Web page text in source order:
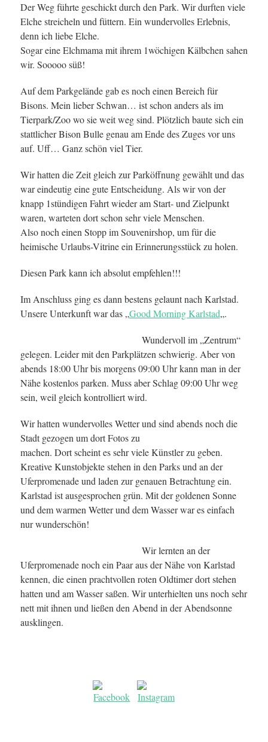
Der Weg führte geschickt durch den Park. Wir durften viele
Elche streicheln und füttern. Ein wundervolles Erlebnis,
denn ich liebe Elche.
Sogar eine Elchmama mit ihrem 1wöchigen Kälbchen sahen
wir. Sooooo süß!
Auf dem Parkgelände gab es noch einen Bereich für
Bisons. Mein lieber Schwan… ist schon anders als im
Tierpark/Zoo wo sie weit weg sind. Plötzlich baute sich ein
stattlicher Bison Bulle genau am Ende des Zuges vor uns
auf. Uff… Ganz schön viel Tier.
Wir hatten die Zeit gleich zur Parköffnung gewählt und das
war eindeutig eine gute Entscheidung. Als wir von der
knapp 1stündigen Fahrt wieder am Start- und Zielpunkt
waren, warteten dort schon sehr viele Menschen.
Also noch einen Stopp im Souvenirshop, um für die
heimische Urlaubs-Vitrine ein Erinnerungsstück zu holen.
Diesen Park kann ich absolut empfehlen!!!
Im Anschluss ging es dann bestens gelaunt nach Karlstad.
Unsere Unterkunft war das „Good Morning Karlstad„.
Wundervoll im „Zentrum“
gelegen. Leider mit den Parkplätzen schwierig. Aber von
abends 18:00 Uhr bis morgens 09:00 Uhr kann man in der
Nähe kostenlos parken. Muss aber Schlag 09:00 Uhr weg
sein, weil gleich kontrolliert wird.
Wir hatten wundervolles Wetter und sind abends noch die
Stadtgezogen um dort Fotos zu
machen. Dort scheint es sehr viele Künstler zu geben.
Kreative Kunstobjekte stehen in den Parks und an der
Uferpromenade und laden zur genauen Betrachtung ein.
Karlstad ist ausgesprochen grün. Mit der goldenen Sonne
und dem warmen Wetter und dem Wasser war es einfach
nur wunderschön!
Wir lernten an der
Uferpromenade noch ein Paar aus der Nähe von Karlstad
kennen, die einen prachtvollen roten Oldtimer dort stehen
hatten und am Wasser saßen. Wir unterhielten uns noch sehr
nett mit ihnen und ließen den Abend in der Abendsonne
ausklingen.